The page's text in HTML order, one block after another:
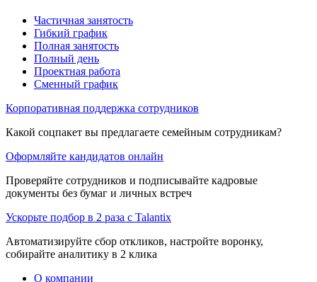
Частичная занятость
Гибкий график
Полная занятость
Полный день
Проектная работа
Сменный график
Корпоративная поддержка сотрудников
Какой соцпакет вы предлагаете семейным сотрудникам?
Оформляйте кандидатов онлайн
Проверяйте сотрудников и подписывайте кадровые
документы без бумаг и личных встреч
Ускорьте подбор в 2 раза с Talantix
Автоматизируйте сбор откликов, настройте воронку,
собирайте аналитику в 2 клика
О компании